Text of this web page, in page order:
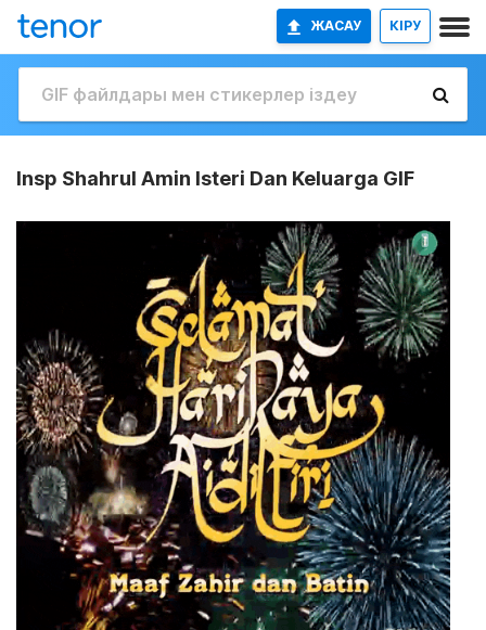
ЖАСАУ КІРУ
Insp Shahrul Amin Isteri Dan Keluarga GIF